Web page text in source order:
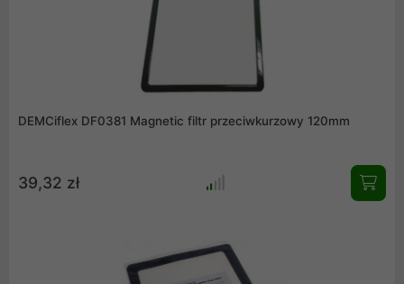
DEMCiflex DF0381 Magnetic filtr przeciwkurzowy 120mm
39,32 zł